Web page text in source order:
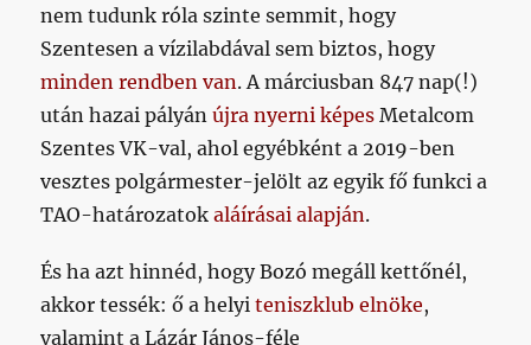
nem tudunk róla szinte semmit, hogy
Szentesen a vízilabdával sem biztos, hogy
minden rendben van. A márciusban 847 nap(!)
után hazai pályánújra nyerni képes Metalcom
Szentes VK-val, ahol egyébként a 2019-ben
vesztes polgármester-jelölt az egyik fő funkci a
TAO-határozatokaláírásai alapján.
És ha azt hinnéd, hogy Bozó megáll kettőnél,
akkor tessék: ő a helyiteniszklub elnöke,
valamint a Lázár János-féle